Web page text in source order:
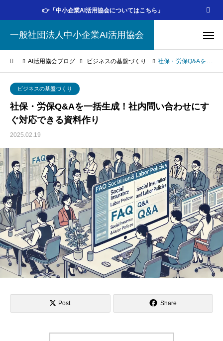
👉「中小企業AI活用協会についてはこちら」
一般社団法人中小企業AI活用協会
AI活用協会ブログ ビジネスの基盤づくり 社保・労保Q&Aを一括生成！社内問い合わせにすぐ対応できる資料作り
ビジネスの基盤づくり
社保・労保Q&Aを一括生成！社内問い合わせにす
ぐ対応できる資料作り
2025.02.19
Post Share